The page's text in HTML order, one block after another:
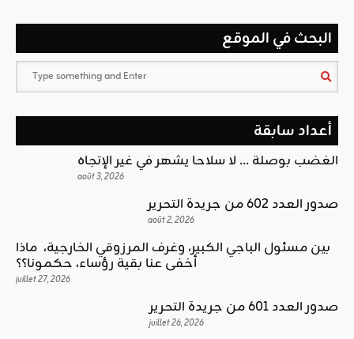
البحث في الموقع
أعداد سابقة
الغضب بوصلة … لا سلاحا يشهر في غير الإتجاه
août 3, 2026
صدور العدد 602 من جريدة التحرير
août 2, 2026
بين مسئول الباجي الكبير، وغرف المرزوقي الخارجية، ماذا
أخفى عنا بقية رؤساء، حكمونا؟؟
juillet 27, 2026
صدور العدد 601 من جريدة التحرير
juillet 26, 2026